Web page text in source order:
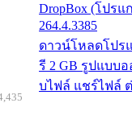
DropBox (โปรแ
264.4.3385
ดาวน์โหลดโปร
รี 2 GB รูปแบบอ
บไฟล์ แชร์ไฟล์